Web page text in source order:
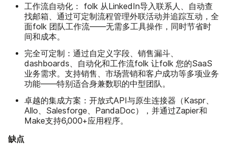
工作流自动化：
folk 从LinkedIn导入联系人、自动查
找邮箱、通过可定制流程管理外联活动并追踪互动，全
面folk 团队工作流——无需多工具操作，同时节省时
间和成本。
完全可定制： 通过自定义字段、销售漏斗、
dashboards、自动化和工作流folk 让folk 您的SaaS
业务需求。支持销售、市场营销和客户成功等多项业务
功能——特别适合身兼数职的中型团队。
卓越的集成方案： 开放式API与原生连接器（Kaspr、
Allo、Salesforge、PandaDoc），并通过Zapier和
Make支持6,000+应用程序。
缺点